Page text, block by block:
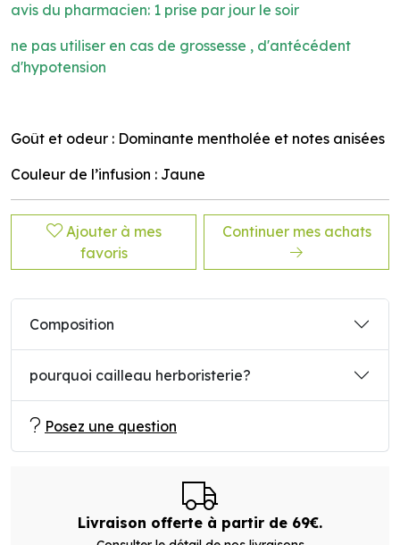
avis du pharmacien: 1 prise par jour le soir
ne pas utiliser en cas de grossesse , d'antécédent
d'hypotension
Goût et odeur : Dominante mentholée et notes anisées
Couleur de l’infusion : Jaune
Ajouter à mes
favoris
Continuer mes achats
Composition
pourquoi cailleau herboristerie?
Posez une question
Livraison offerte à partir de 69€.